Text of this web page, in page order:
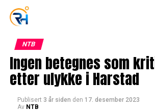
NTB
Ingen betegnes som
etter ulykke i Harstad
Publisert 3 år siden den 17. desember 2023
Av NTB